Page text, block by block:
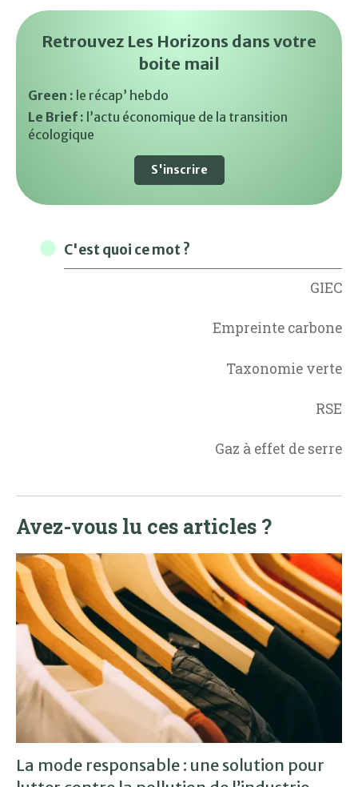
Retrouvez Les Horizons dans votre
boite mail
Green : le récap’ hebdo
Le Brief : l’actu économique de la transition
écologique
S'inscrire
C'est quoi ce mot ?
GIEC
Empreinte carbone
Taxonomie verte
RSE
Gaz à effet de serre
Avez-vous lu ces articles ?
La mode responsable : une solution pour